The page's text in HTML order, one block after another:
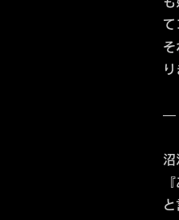
て
そ
り
―
沼